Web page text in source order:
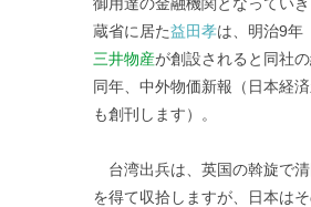
蔵省に居た益田孝は、明治9年
三井物産が創設されると同社の
同年、中外物価新報（日本経済
も創刊します）。
台湾出兵は、英国の斡旋で
を得て収拾しますが、日本は